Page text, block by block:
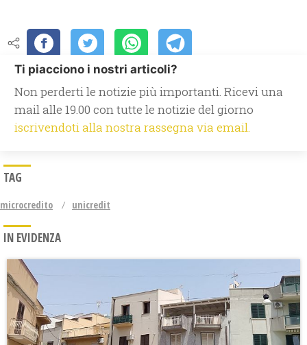
Ti piacciono i nostri articoli?
Non perderti le notizie più importanti. Ricevi una
mail alle 19.00 con tutte le notizie del giorno
iscrivendoti alla nostra rassegna via email.
TAG
microcredito unicredit
IN EVIDENZA